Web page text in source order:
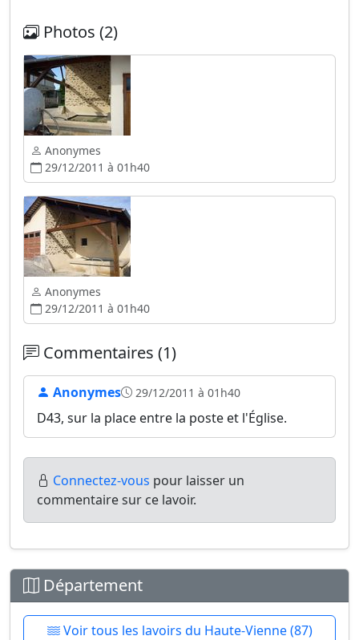
Photos (2)
Anonymes
29/12/2011 à 01h40
Anonymes
29/12/2011 à 01h40
Commentaires (1)
Anonymes 29/12/2011 à 01h40
D43, sur la place entre la poste et l'Église.
Connectez-vous pour laisser un
commentaire sur ce lavoir.
Département
Voir tous les lavoirs du Haute-Vienne (87)